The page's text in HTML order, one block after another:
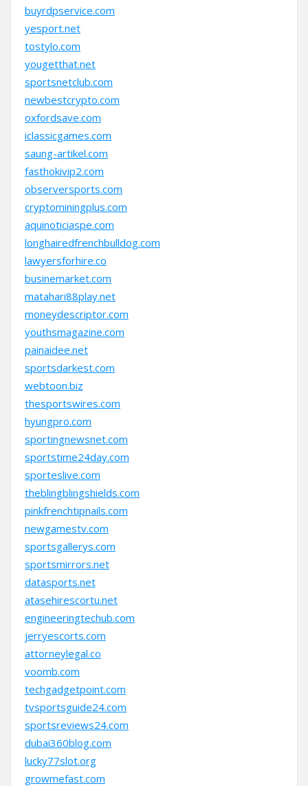
buyrdpservice.com
yesport.net
tostylo.com
yougetthat.net
sportsnetclub.com
newbestcrypto.com
oxfordsave.com
iclassicgames.com
saung-artikel.com
fasthokivip2.com
observersports.com
cryptominingplus.com
aquinoticiaspe.com
longhairedfrenchbulldog.com
lawyersforhire.co
businemarket.com
matahari88play.net
moneydescriptor.com
youthsmagazine.com
painaidee.net
sportsdarkest.com
webtoon.biz
thesportswires.com
hyungpro.com
sportingnewsnet.com
sportstime24day.com
sporteslive.com
theblingblingshields.com
pinkfrenchtipnails.com
newgamestv.com
sportsgallerys.com
sportsmirrors.net
datasports.net
atasehirescortu.net
engineeringtechub.com
jerryescorts.com
attorneylegal.co
voomb.com
techgadgetpoint.com
tvsportsguide24.com
sportsreviews24.com
dubai360blog.com
lucky77slot.org
growmefast.com